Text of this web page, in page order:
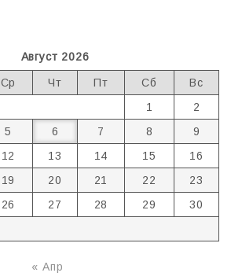
Август 2026
Ср Чт Пт Сб
Вс
1
2
5 6 7 8
9
12 13 14 15
16
19 20 21 22
23
26 27 28 29
30
« Апр